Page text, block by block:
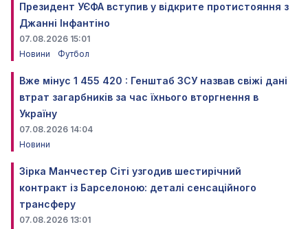
Президент УЄФА вступив у відкрите протистояння з
Джанні Інфантіно
07.08.2026 15:01
Новини
Футбол
Вже мінус 1 455 420 : Генштаб ЗСУ назвав свіжі дані
втрат загарбників за час їхнього вторгнення в
Україну
07.08.2026 14:04
Новини
Зірка Манчестер Сіті узгодив шестирічний
контракт із Барселоною: деталі сенсаційного
трансферу
07.08.2026 13:01